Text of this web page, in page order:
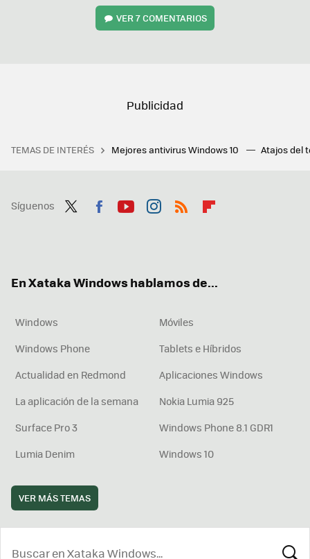
VER7 COMENTARIOS
TEMAS DE INTERÉS Mejores antivirus Windows 10 Atajos del
Síguenos
En Xataka Windows hablamos de...
Windows
Móviles
Windows Phone
Tablets e Híbridos
Actualidad en Redmond
Aplicaciones Windows
La aplicación de la semana
Nokia Lumia 925
Surface Pro 3
Windows Phone 8.1 GDR1
Lumia Denim
Windows 10
VER MÁS TEMAS